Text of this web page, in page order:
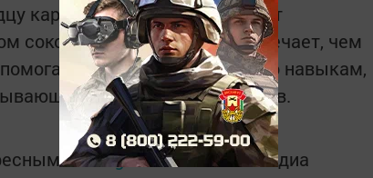
картошка+котлета, весь этот
соком. Резервист Зотов отмечает, чем
при распределении по навыкам,
в Казань татарстанцев.
вTelegram-каналеТатмедиа